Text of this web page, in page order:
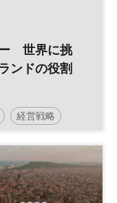
ー 世界に挑
ンドの役割
経営戦略
参加無料